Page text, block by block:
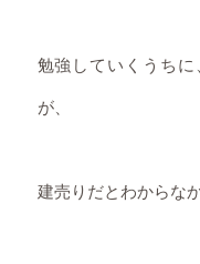
勉強していくうち
が、
建売りだとわからな